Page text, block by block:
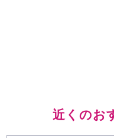
近くのお